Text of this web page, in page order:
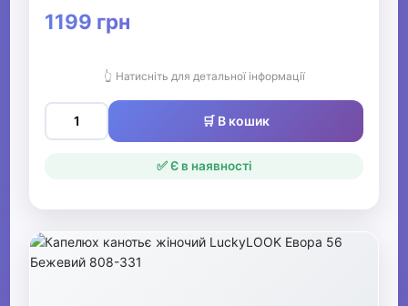
1199 грн
👆 Натисніть для детальної інформації
🛒 В кошик
✅ Є в наявності